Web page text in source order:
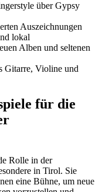
über Gypsy
Auszeichnungen
lokal
Alben und seltenen
Gitarre, Violine und
für die
Rolle in der
in Tirol. Sie
eine Bühne, um neue